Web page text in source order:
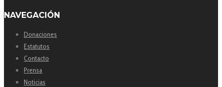
NAVEGACIÓN
Donaciones
Estatutos
Contacto
Prensa
Noticias